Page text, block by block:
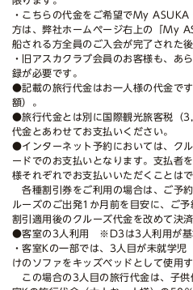
・こちらの代金をご希望でMy
方は、弊社ホームページ右上の「My
船される方全員のご入会が完了された
・旧アスカクラブ会員のお客様も、
録が必要です。
●記載の旅行代金はお一人様の代金で
額）。
●旅行代金とは別に国際観光旅客税（
代金とあわせてお支払いください。
●インターネット予約においては、ク
ードでのお支払いとなります。支払者
様それぞれでお支払いいただくことはで
各種割引券をご利用の場合は、ご予
ルーズのご出発1か月前を目安に、ご
割引適用後のクルーズ代金を改めて決済
●客室の3人利用 ※D3は3人利用が基
・客室Kの一部では、3人目が未就学
けのソファをキッズベッドとして使用
この場合の3人目の旅行代金は、子供